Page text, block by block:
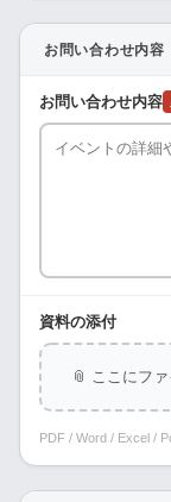
お問い合わせ内容
お問い合わせ内容
資料の添付
📎 ここにフ
PDF / Word / Excel /